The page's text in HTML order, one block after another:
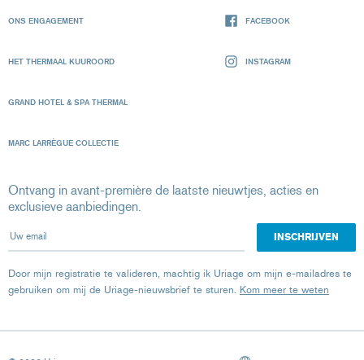
ONS ENGAGEMENT
HET THERMAAL KUUROORD
GRAND HOTEL & SPA THERMAL
MARC LARRÈGUE COLLECTIE
FACEBOOK
INSTAGRAM
Ontvang in avant-première de laatste nieuwtjes, acties en
exclusieve aanbiedingen.
Uw email
Door mijn registratie te valideren, machtig ik Uriage om mijn e-mailadres te
gebruiken om mij de Uriage-nieuwsbrief te sturen. Kom meer te weten